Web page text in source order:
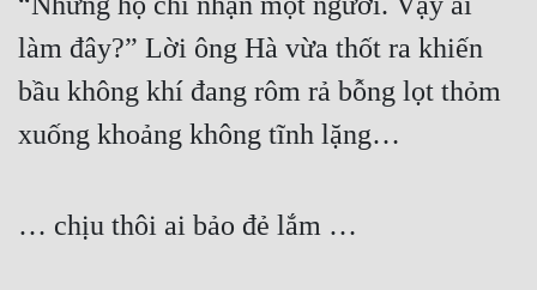
Đô Thị
Đông Phương
Đông Phương Huyền Huyễn
làm đây?” Lời ông Hà vừa thốt ra khiến
bầu không khí đang rôm rả bỗng lọt thỏm
xuống khoảng không tĩnh lặng…
… chịu thôi ai bảo đẻ lắm …